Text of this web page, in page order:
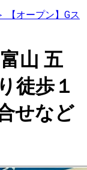
【オープン】Gス
山 五
徒歩１
せなど